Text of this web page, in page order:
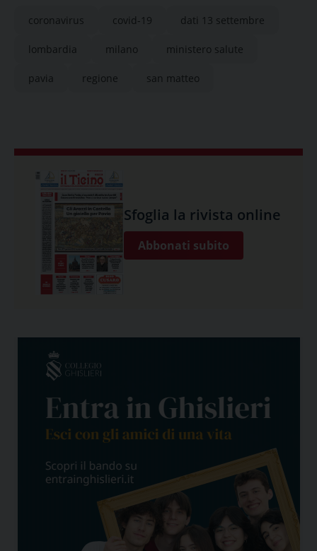
coronavirus covid-19 dati 13 settembre
lombardia milano ministero salute
pavia regione san matteo
Sfoglia la rivista online
Abbonati subito